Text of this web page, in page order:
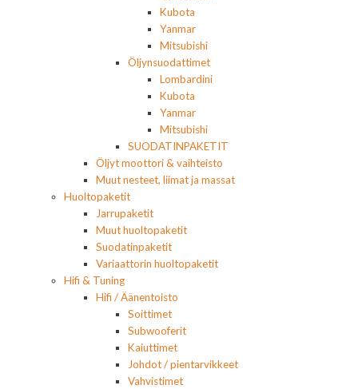
Kubota
Yanmar
Mitsubishi
Öljynsuodattimet
Lombardini
Kubota
Yanmar
Mitsubishi
SUODATINPAKETIT
Öljyt moottori & vaihteisto
Muut nesteet, liimat ja massat
Huoltopaketit
Jarrupaketit
Muut huoltopaketit
Suodatinpaketit
Variaattorin huoltopaketit
Hifi & Tuning
Hifi / Äänentoisto
Soittimet
Subwooferit
Kaiuttimet
Johdot / pientarvikkeet
Vahvistimet